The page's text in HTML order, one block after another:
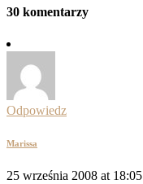
30 komentarzy
Odpowiedz
Marissa
25 września 2008 at 18:05